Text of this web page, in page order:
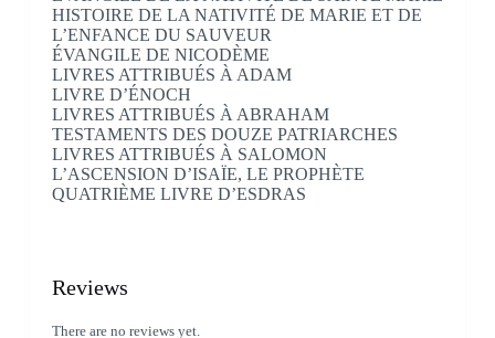
HISTOIRE DE LA NATIVITÉ DE MARIE ET DE
L’ENFANCE DU SAUVEUR
ÉVANGILE DE NICODÈME
LIVRES ATTRIBUÉS À ADAM
LIVRE D’ÉNOCH
LIVRES ATTRIBUÉS À ABRAHAM
TESTAMENTS DES DOUZE PATRIARCHES
LIVRES ATTRIBUÉS À SALOMON
L’ASCENSION D’ISAÏE, LE PROPHÈTE
QUATRIÈME LIVRE D’ESDRAS
Reviews
There are no reviews yet.